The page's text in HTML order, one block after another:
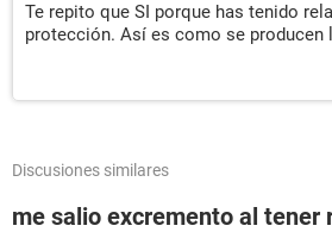
Te repito que SI porque has tenido
protección. Así es como se producen
Discusiones similares
me salio excremento al tener